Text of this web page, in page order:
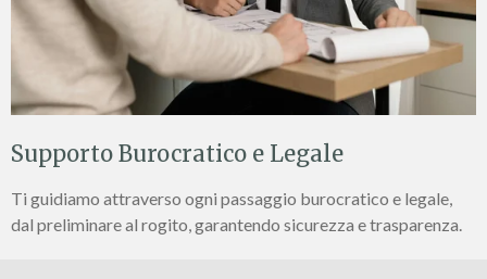
Supporto Burocratico e Legale
Ti guidiamo attraverso ogni passaggio burocratico e legale,
dal preliminare al rogito, garantendo sicurezza e trasparenza.